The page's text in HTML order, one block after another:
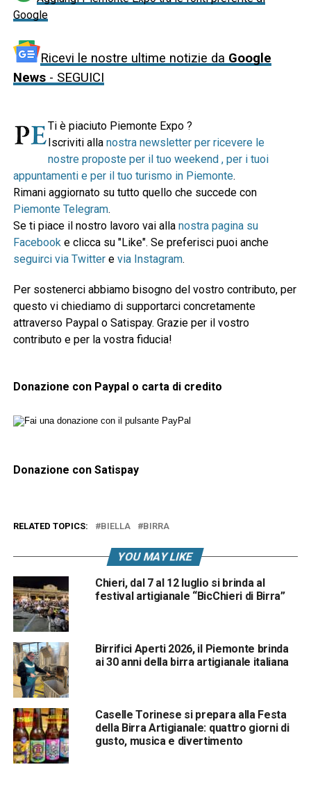
Google
Ricevi le nostre ultime notizie da Google
News- SEGUICI
Ti è piaciuto Piemonte Expo ?
Iscriviti alla nostra newsletter per ricevere le
nostre proposte per il tuo weekend , per i tuoi
appuntamenti e per il tuo turismo in Piemonte.
Rimani aggiornato su tutto quello che succede con
Piemonte Telegram.
Se ti piace il nostro lavoro vai alla nostra pagina su
Facebook e clicca su "Like". Se preferisci puoi anche
seguirci via Twittere via Instagram.
Per sostenerci abbiamo bisogno del vostro contributo, per
questo vi chiediamo di supportarci concretamente
attraverso Paypal o Satispay. Grazie per il vostro
contributo e per la vostra fiducia!
Donazione con Paypal o carta di credito
Donazione con Satispay
RELATED TOPICS: BIELLA BIRRA
YOU MAY LIKE
Chieri, dal 7 al 12 luglio si brinda al
festival artigianale “BicChieri di Birra”
Birrifici Aperti 2026, il Piemonte brinda
ai 30 anni della birra artigianale italiana
Caselle Torinese si prepara alla Festa
della Birra Artigianale: quattro giorni di
gusto, musica e divertimento